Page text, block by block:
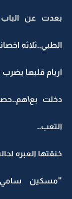
بعدت عن
الطبي..ثلاثه
اريام قلبها
دخلت
التعب..
خنقتها العبره
"مسكين